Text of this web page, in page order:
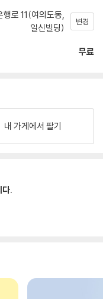
행로 11(여의도동,
일신빌딩)
변경
무료
내 가게에서 팔기
다.